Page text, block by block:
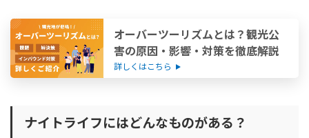
オーバーツーリズムとは？観光公
害の原因・影響・対策を徹底解説
詳しくはこちら
ナイトライフにはどんなものがある？